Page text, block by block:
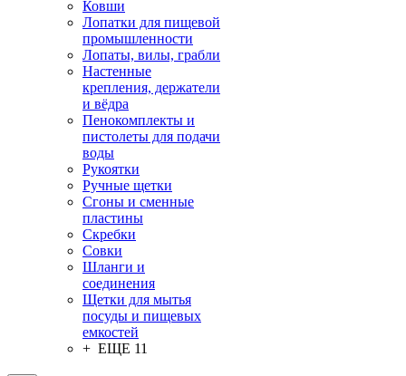
Ковши
Лопатки для пищевой
промышленности
Лопаты, вилы, грабли
Настенные
крепления, держатели
и вёдра
Пенокомплекты и
пистолеты для подачи
воды
Рукоятки
Ручные щетки
Сгоны и сменные
пластины
Скребки
Совки
Шланги и
соединения
Щетки для мытья
посуды и пищевых
емкостей
+ ЕЩЕ 11